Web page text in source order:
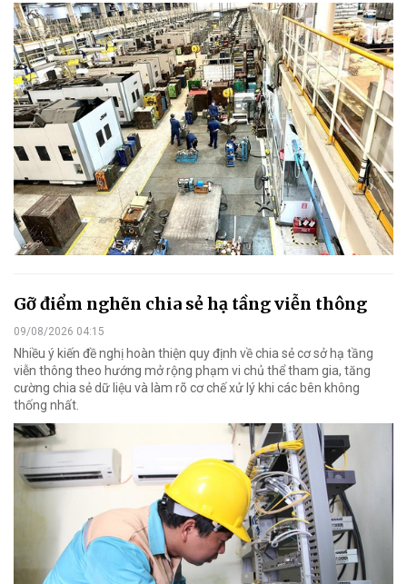
Gỡ điểm nghẽn chia sẻ hạ tầng viễn thông
09/08/2026 04:15
Nhiều ý kiến đề nghị hoàn thiện quy định về chia sẻ cơ sở hạ tầng
viễn thông theo hướng mở rộng phạm vi chủ thể tham gia, tăng
cường chia sẻ dữ liệu và làm rõ cơ chế xử lý khi các bên không
thống nhất.